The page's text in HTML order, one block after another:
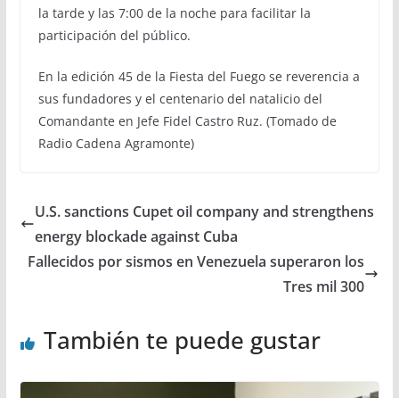
la tarde y las 7:00 de la noche para facilitar la
participación del público.
En la edición 45 de la Fiesta del Fuego se reverencia a
sus fundadores y el centenario del natalicio del
Comandante en Jefe Fidel Castro Ruz. (Tomado de
Radio Cadena Agramonte)
U.S. sanctions Cupet oil company and strengthens
energy blockade against Cuba
Fallecidos por sismos en Venezuela superaron los
Tres mil 300
También te puede gustar